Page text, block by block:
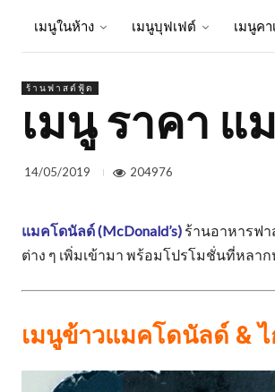
เมนูในห้าง เมนูบุฟเฟต์ เมนูคา
ร้านฟาสต์ฟู้ด
เมนู ราคา แ
14/05/2019 204976
แมคโดนัลด์ (McDonald’s) ร้านอาหารฟ
ต่าง ๆ เพิ่มเข้ามา พร้อมโปรโมชั่นที่หล
เมนูข้าวแมคโดนัลด์ &